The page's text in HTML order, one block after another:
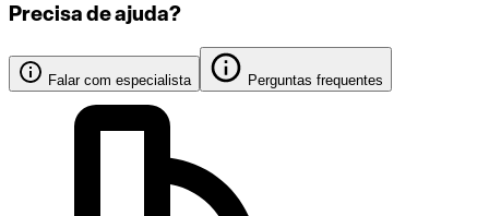
Precisa de ajuda?
Falar com especialista Perguntas frequentes